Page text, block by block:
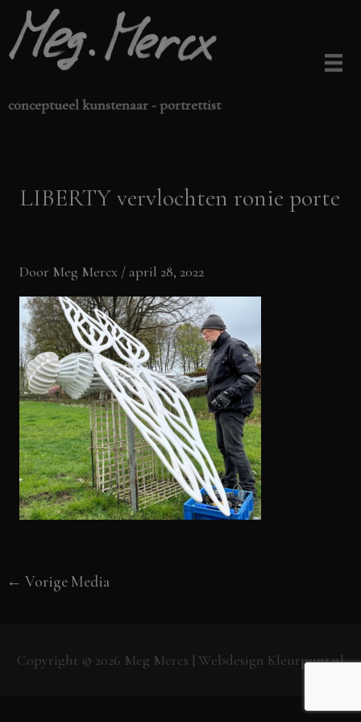
naar
de
conceptueel kunstenaar - portrettist
LIBERTY vervlochten ronie porte
Door Meg Mercx / april 28, 2022
← Vorige Media
Copyright © 2026 Meg Mercx | Webdesign Kleurpunt.nl